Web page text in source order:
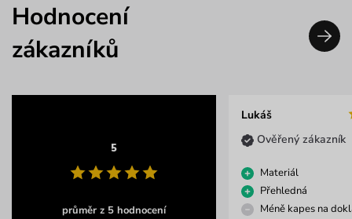
Hodnocení
zákazníků
5
průměr z 5 hodnocení
Lukáš
Ověřený zákazník
Materiál
Přehledná
Méně kapes na